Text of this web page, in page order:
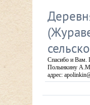
Спасибо и Вам.
Полынкину
адрес: